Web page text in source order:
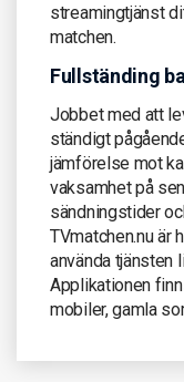
streamingtjänst
matchen.
Fullständing
Jobbet med att
ständigt
jämförelse mot
vaksamhet på
sändningstider
TVmatchen.nu är
använda tjänsten
Applikationen
mobiler, gamla